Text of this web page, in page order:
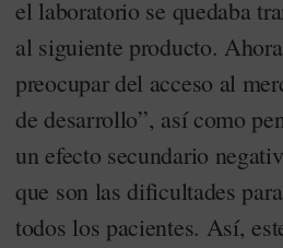
el laboratorio se quedaba
al siguiente producto.
preocupar del acceso al
de desarrollo”, así como
un efecto secundario
que son las dificultades
todos los pacientes. Así,